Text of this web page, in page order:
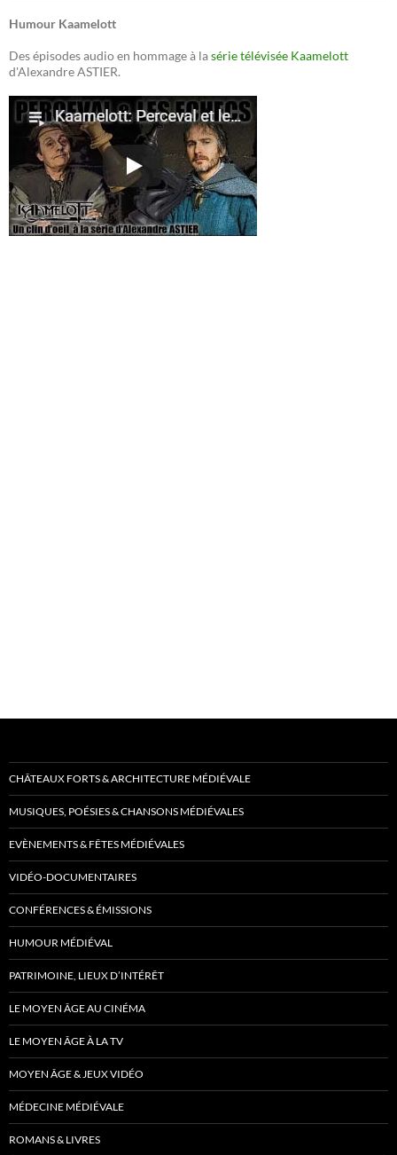
Humour Kaamelott
Des épisodes audio en hommage à lasérie télévisée Kaamelott
d'Alexandre ASTIER.
CHÂTEAUX FORTS & ARCHITECTURE MÉDIÉVALE
MUSIQUES, POÉSIES & CHANSONS MÉDIÉVALES
EVÈNEMENTS & FÊTES MÉDIÉVALES
VIDÉO-DOCUMENTAIRES
CONFÉRENCES & ÉMISSIONS
HUMOUR MÉDIÉVAL
PATRIMOINE, LIEUX D’INTÉRÊT
LE MOYEN ÂGE AU CINÉMA
LE MOYEN ÂGE À LA TV
MOYEN ÂGE & JEUX VIDÉO
MÉDECINE MÉDIÉVALE
ROMANS & LIVRES